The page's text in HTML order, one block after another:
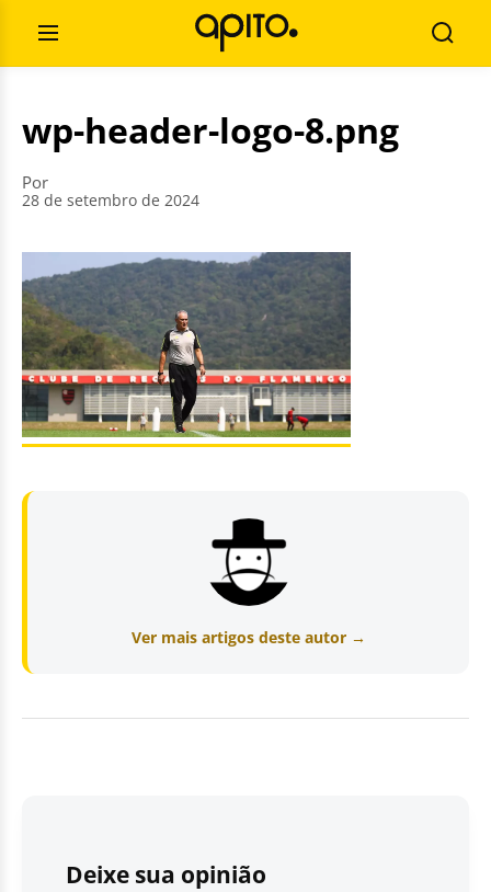
conteúdo
Abrir
Menu
por:
wp-header-logo-8.png
Por
28 de setembro de 2024
Ver mais artigos deste autor →
Deixe sua opinião